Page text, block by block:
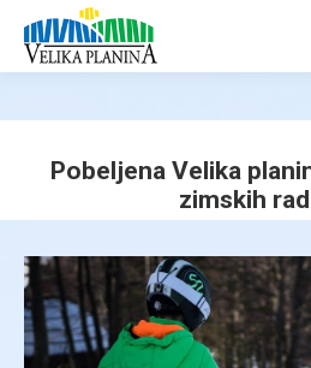
Pobeljena Velika
zimskih